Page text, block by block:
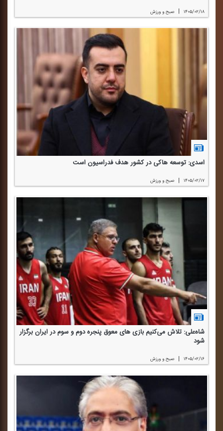
۱۴۰۵/۰۲/۱۸ | صبح و ورزش
اسدی: توسعه هاكی در كشور هدف فدراسیون است
۱۴۰۵/۰۲/۱۷ | صبح و ورزش
شاه‌علی: تلاش می‌كنیم بازی های معوق پنجره دوم و سوم در ایران برگزار
شود
۱۴۰۵/۰۲/۱۶ | صبح و ورزش